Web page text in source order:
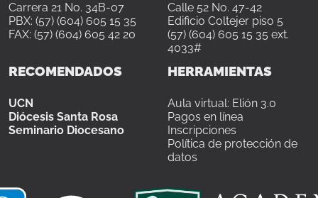
Carrera 21 No. 34B-07
PBX: (57) (604) 605 15 35
FAX: (57) (604) 605 42 20
Calle 52 No. 47-42
Edificio Coltejer piso 5
(57) (604) 605 15 35 ext.
4033#
RECOMENDADOS
UCN
Diócesis Santa Rosa
Seminario Diocesano
HERRAMIENTAS
Aula virtual: Elión 3.0
Pagos en línea
Inscripciones
Política de protección de
datos